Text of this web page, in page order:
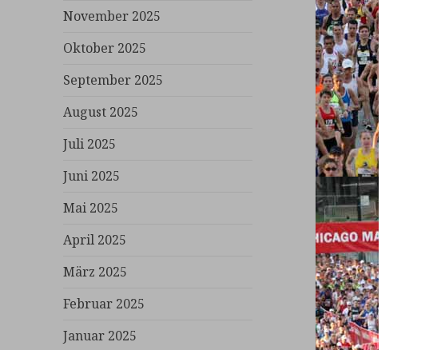
November 2025
Oktober 2025
September 2025
August 2025
Juli 2025
Juni 2025
Mai 2025
April 2025
März 2025
Februar 2025
Januar 2025